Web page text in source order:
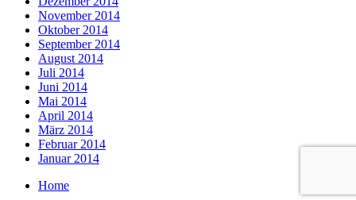
November 2014
Oktober 2014
September 2014
August 2014
Juli 2014
Juni 2014
Mai 2014
April 2014
März 2014
Februar 2014
Januar 2014
Home